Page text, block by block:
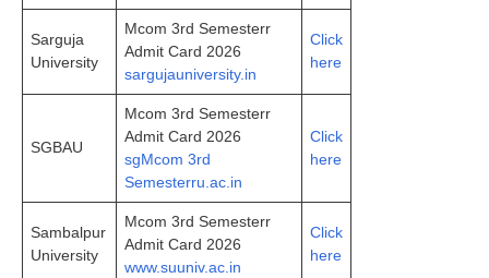
Sarguja
University
Mcom 3rd Semesterr
Admit Card 2026
sargujauniversity.in
Click
here
SGBAU
Mcom 3rd Semesterr
Admit Card 2026
sgMcom 3rd
Semesterru.ac.in
Click
here
Sambalpur
University
Mcom 3rd Semesterr
Admit Card 2026
www.suuniv.ac.in
Click
here